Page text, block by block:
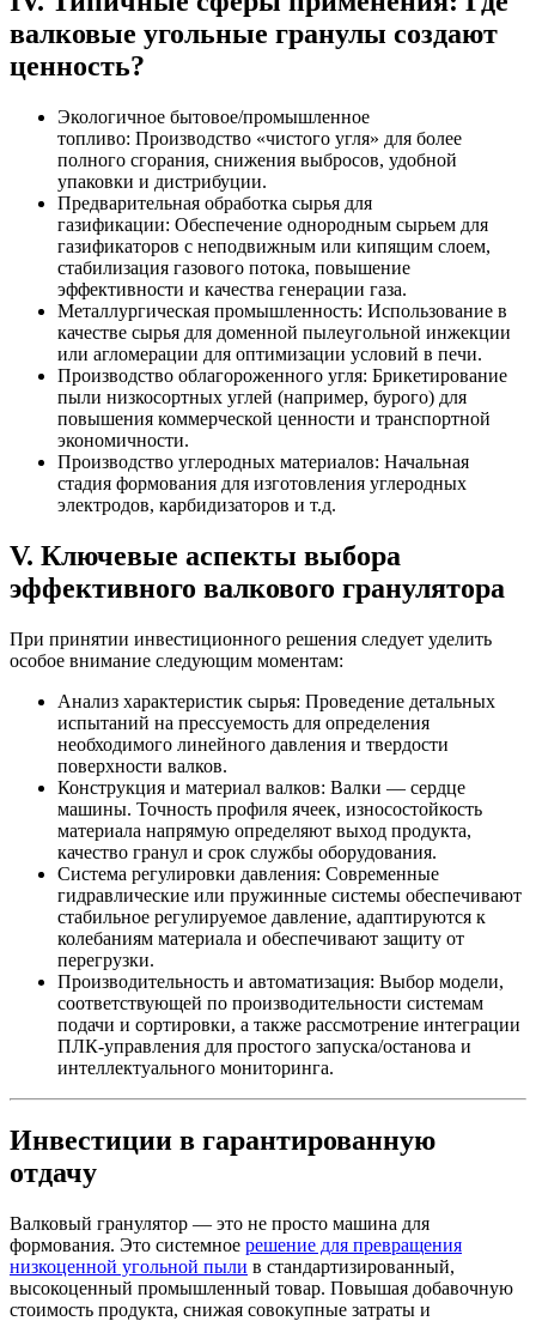
валковые угольные гранулы создают
ценность?
Экологичное бытовое/промышленное
топливо: Производство «чистого угля» для более
полного сгорания, снижения выбросов, удобной
упаковки и дистрибуции.
Предварительная обработка сырья для
газификации: Обеспечение однородным сырьем для
газификаторов с неподвижным или кипящим слоем,
стабилизация газового потока, повышение
эффективности и качества генерации газа.
Металлургическая промышленность: Использование в
качестве сырья для доменной пылеугольной инжекции
или агломерации для оптимизации условий в печи.
Производство облагороженного угля: Брикетирование
пыли низкосортных углей (например, бурого) для
повышения коммерческой ценности и транспортной
экономичности.
Производство углеродных материалов: Начальная
стадия формования для изготовления углеродных
электродов, карбидизаторов и т.д.
V. Ключевые аспекты выбора
эффективного валкового гранулятора
При принятии инвестиционного решения следует уделить
особое внимание следующим моментам:
Анализ характеристик сырья: Проведение детальных
испытаний на прессуемость для определения
необходимого линейного давления и твердости
поверхности валков.
Конструкция и материал валков: Валки — сердце
машины. Точность профиля ячеек, износостойкость
материала напрямую определяют выход продукта,
качество гранул и срок службы оборудования.
Система регулировки давления: Современные
гидравлические или пружинные системы обеспечивают
стабильное регулируемое давление, адаптируются к
колебаниям материала и обеспечивают защиту от
перегрузки.
Производительность и автоматизация: Выбор модели,
соответствующей по производительности системам
подачи и сортировки, а также рассмотрение интеграции
ПЛК-управления для простого запуска/останова и
интеллектуального мониторинга.
Инвестиции в гарантированную
отдачу
Валковый гранулятор — это не просто машина для
формования. Это системное решение для превращения
низкоценной угольной пыли в стандартизированный,
высокоценный промышленный товар. Повышая добавочную
стоимость продукта, снижая совокупные затраты и